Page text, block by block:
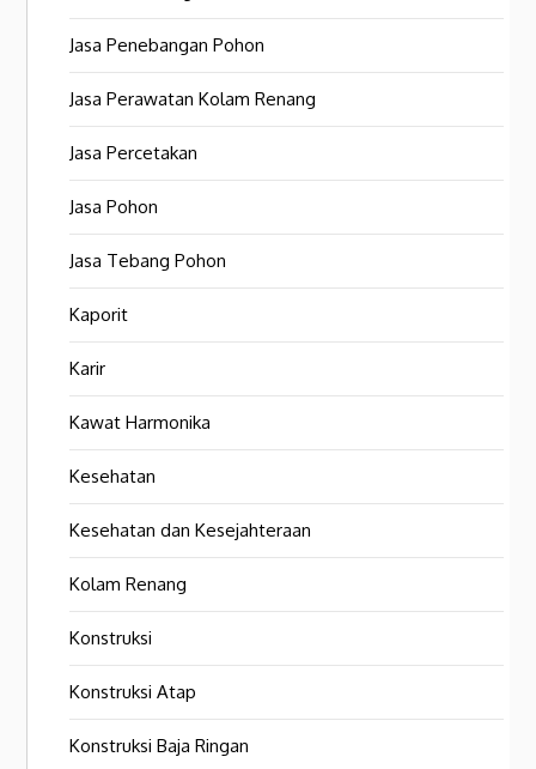
Jasa Penebangan Pohon
Jasa Perawatan Kolam Renang
Jasa Percetakan
Jasa Pohon
Jasa Tebang Pohon
Kaporit
Karir
Kawat Harmonika
Kesehatan
Kesehatan dan Kesejahteraan
Kolam Renang
Konstruksi
Konstruksi Atap
Konstruksi Baja Ringan